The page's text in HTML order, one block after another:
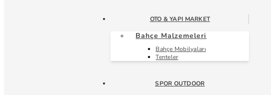
OTO & YAPI MARKET
Bahçe Malzemeleri
Bahçe Mobilyaları
Tenteler
SPOR OUTDOOR